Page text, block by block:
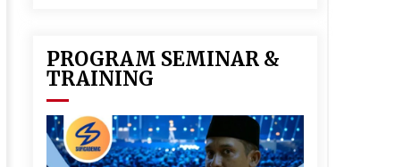
PROGRAM SEMINAR &
TRAINING